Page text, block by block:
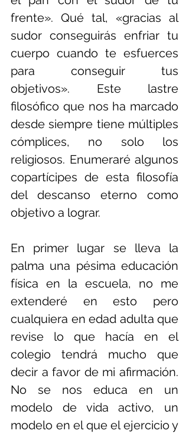
frente». Qué tal, «gracias al
sudor conseguirás enfriar tu
cuerpo cuando te esfuerces
para conseguir tus
objetivos». Este lastre
filosófico que nos ha marcado
desde siempre tiene múltiples
cómplices, no solo los
religiosos. Enumeraré algunos
copartícipes de esta filosofía
del descanso eterno como
objetivo a lograr.
En primer lugar se lleva la
palma una pésima educación
física en la escuela, no me
extenderé en esto pero
cualquiera en edad adulta que
revise lo que hacía en el
colegio tendrá mucho que
decir a favor de mi afirmación.
No se nos educa en un
modelo de vida activo, un
modelo en el que el ejercicio y